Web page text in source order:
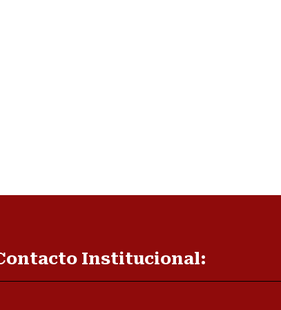
Institucional: